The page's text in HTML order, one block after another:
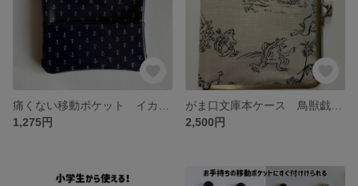
1,275円
2,500円